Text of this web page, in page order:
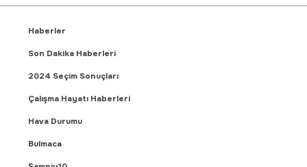
Haberler
Son Dakika Haberleri
2024 Seçim Sonuçları
Çalışma Hayatı Haberleri
Hava Durumu
Bulmaca